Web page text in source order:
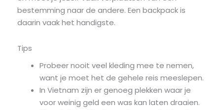
bestemming naar de andere. Een backpack is
daarin vaak het handigste.
Tips
Probeer nooit veel kleding mee te nemen,
want je moet het de gehele reis meeslepen.
In Vietnam zijn er genoeg plekken waar je
voor weinig geld een was kan laten draaien.